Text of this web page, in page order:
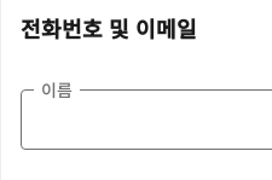
전화번호 및 이메일
이름